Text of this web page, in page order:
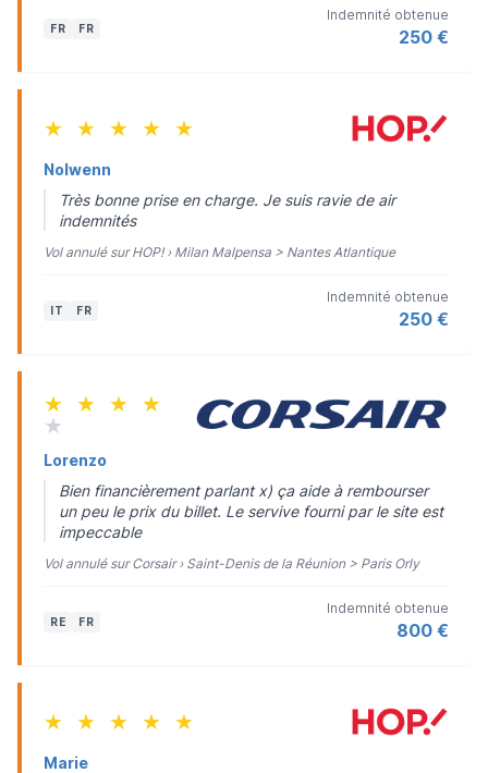
FR FR
Indemnité obtenue
250 €
★ ★ ★ ★ ★
Nolwenn
Très bonne prise en charge. Je suis ravie de air
indemnités
Vol annulé sur HOP! › Milan Malpensa > Nantes Atlantique
IT FR
Indemnité obtenue
250 €
★ ★ ★ ★
★
Lorenzo
Bien financièrement parlant x) ça aide à rembourser
un peu le prix du billet. Le servive fourni par le site est
impeccable
Vol annulé sur Corsair › Saint-Denis de la Réunion > Paris Orly
RE FR
Indemnité obtenue
800 €
★ ★ ★ ★ ★
Marie